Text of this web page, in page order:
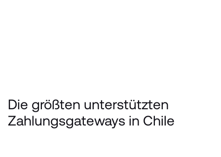
Die größten unterstützten
Zahlungsgateways in Chile